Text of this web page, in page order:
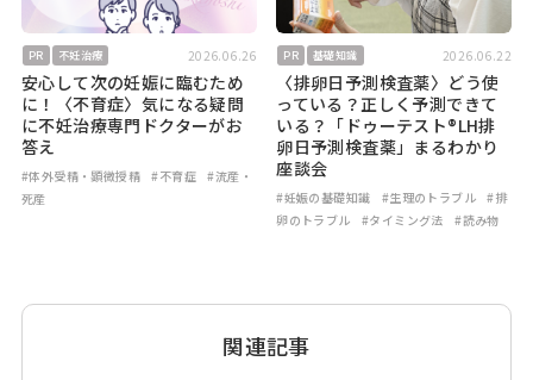
PR 不妊治療 2026.06.26
安心して次の妊娠に臨むため
に！〈不育症〉気になる疑問
に不妊治療専門ドクターがお
答え
#体外受精・顕微授精 #不育症
#流産・
死産
PR 基礎知識 2026.06.22
〈排卵日予測検査薬〉どう使
っている？正しく予測できて
いる？「ドゥーテスト®LH排
卵日予測検査薬」まるわかり
座談会
#妊娠の基礎知識 #生理のトラブル
#排
卵のトラブル
#タイミング法 #読み物
関連記事